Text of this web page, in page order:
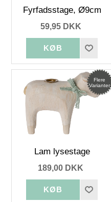
Fyrfadsstage, Ø9cm
59,95 DKK
Flere
Varianter
Lam lysestage
189,00 DKK